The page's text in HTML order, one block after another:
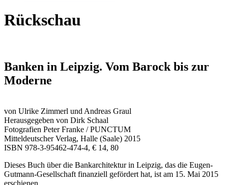
Rückschau
Banken in Leipzig. Vom Barock bis zur
Moderne
von Ulrike Zimmerl und Andreas Graul
Herausgegeben von Dirk Schaal
Fotografien Peter Franke / PUNCTUM
Mitteldeutscher Verlag, Halle (Saale) 2015
ISBN 978-3-95462-474-4, € 14, 80
Dieses Buch über die Bankarchitektur in Leipzig, das die Eugen-
Gutmann-Gesellschaft finanziell gefördert hat, ist am 15. Mai 2015
erschienen.